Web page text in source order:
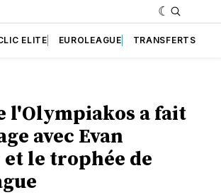
ELITE EUROLEAGUE TRANSFERTS
l'Olympiakos a fait
avec Evan
le trophée de